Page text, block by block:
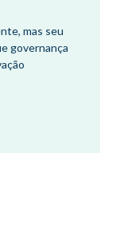
mas seu
governança